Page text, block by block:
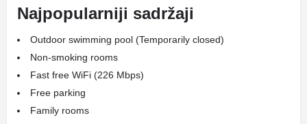
Najpopularniji sadržaji
Outdoor swimming pool (Temporarily closed)
Non-smoking rooms
Fast free WiFi (226 Mbps)
Free parking
Family rooms